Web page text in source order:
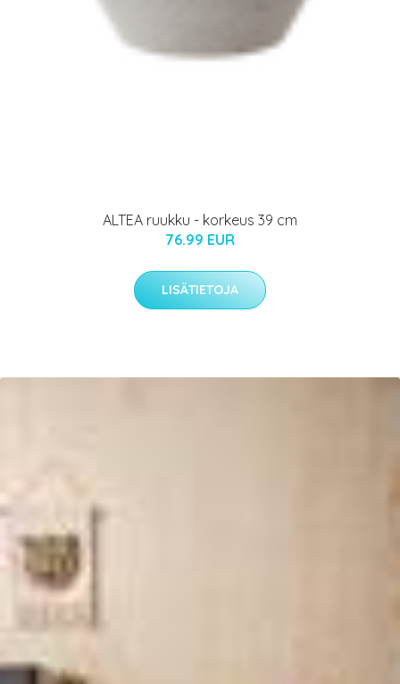
ALTEA ruukku - korkeus 39 cm
76.99 EUR
LISÄTIETOJA